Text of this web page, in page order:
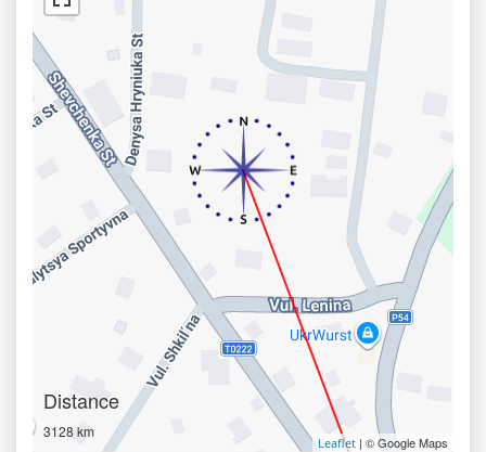
Distance
3128 km
Leaflet | © Google Maps